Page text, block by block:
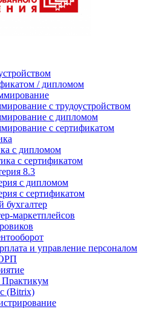
/ дипломом
с трудоустройством
с дипломом
с сертификатом
с дипломом
с сертификатом
8.3
с дипломом
с сертификатом
бухгалтер
маркетплейсов
и управление персоналом
(Bitrix)